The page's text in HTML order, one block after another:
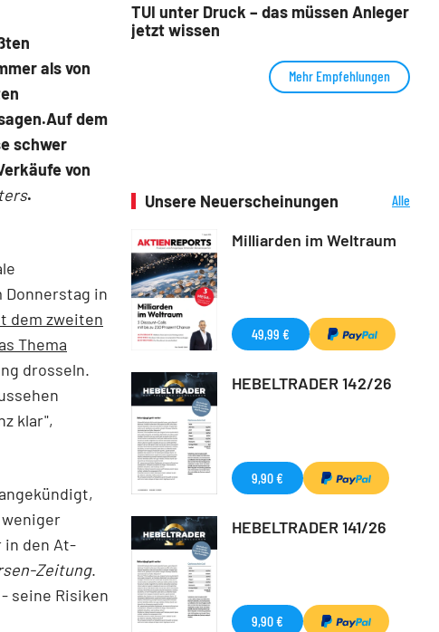
als von
dem
schwer
von
.
Donnerstag in
dem zweiten
Thema
drosseln.
klar",
in den At-
Zeitung.
seine Risiken
TUI unter Druck – das müssen Anleger
jetzt wissen
Mehr Empfehlungen
Unsere Neuerscheinungen
Alle
Milliarden im Weltraum
49,99 €
HEBELTRADER 142/26
9,90 €
HEBELTRADER 141/26
9,90 €